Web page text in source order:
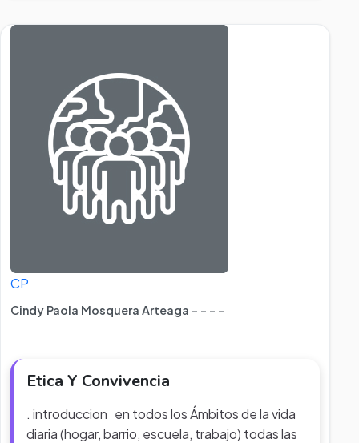
CP
Cindy Paola Mosquera Arteaga - - - -
Etica Y Convivencia
. introduccion en todos los Ámbitos de la vida
diaria (hogar, barrio, escuela, trabajo) todas las